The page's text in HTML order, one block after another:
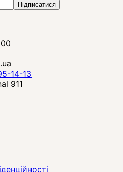
Підписатися
14-13
911